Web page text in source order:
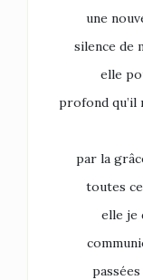
une
silence de
elle
profond qu’il
par la
toutes
elle je